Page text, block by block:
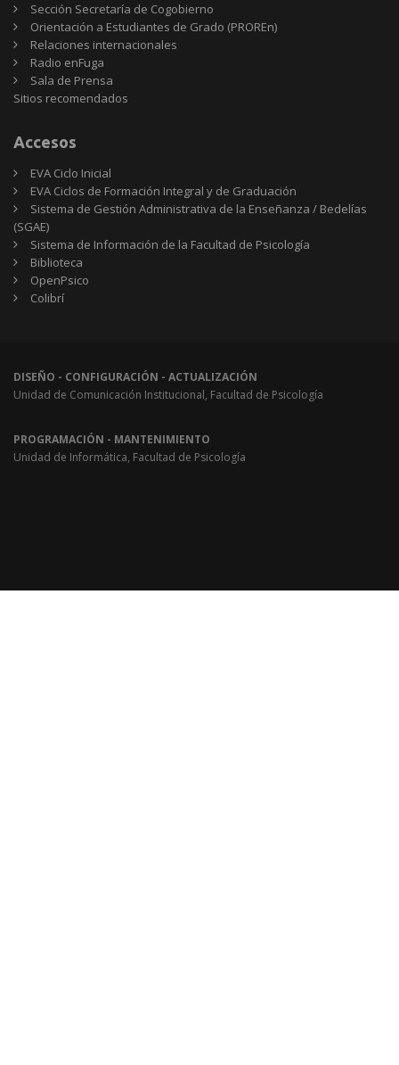
Sección Secretaría de Cogobierno
Orientación a Estudiantes de Grado (PROREn)
Relaciones internacionales
Radio enFuga
Sala de Prensa
Sitios
Sitios recomendados
Accesos
EVA Ciclo Inicial
EVA Ciclos de Formación Integral y de Graduación
Sistema de Gestión Administrativa de la Enseñanza / Bedelías
(SGAE)
Sistema de Información de la Facultad de Psicología
Biblioteca
OpenPsico
Colibrí
DISEÑO - CONFIGURACIÓN - ACTUALIZACIÓN
Unidad de Comunicación Institucional, Facultad de Psicología
PROGRAMACIÓN - MANTENIMIENTO
Unidad de Informática, Facultad de Psicología